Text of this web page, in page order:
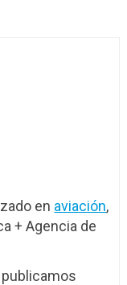
en aviación,
+ Agencia de
publicamos